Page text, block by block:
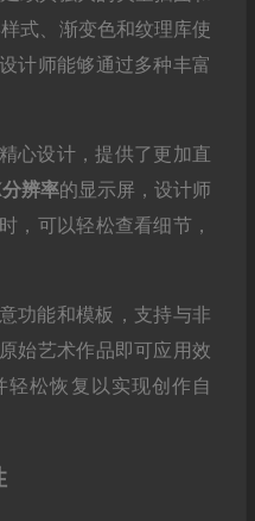
式、渐变色和纹理库使
计师能够通过多种丰富
心设计，提供了更加直
辨率的显示屏，设计师
，可以轻松查看细节，
功能和模板，支持与非
始艺术作品即可应用效
松恢复以实现创作自